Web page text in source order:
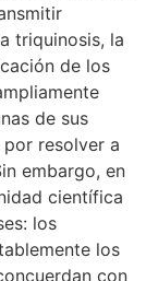
triquinosis, la
de los
de sus
resolver a
embargo, en
científica
los
los
con